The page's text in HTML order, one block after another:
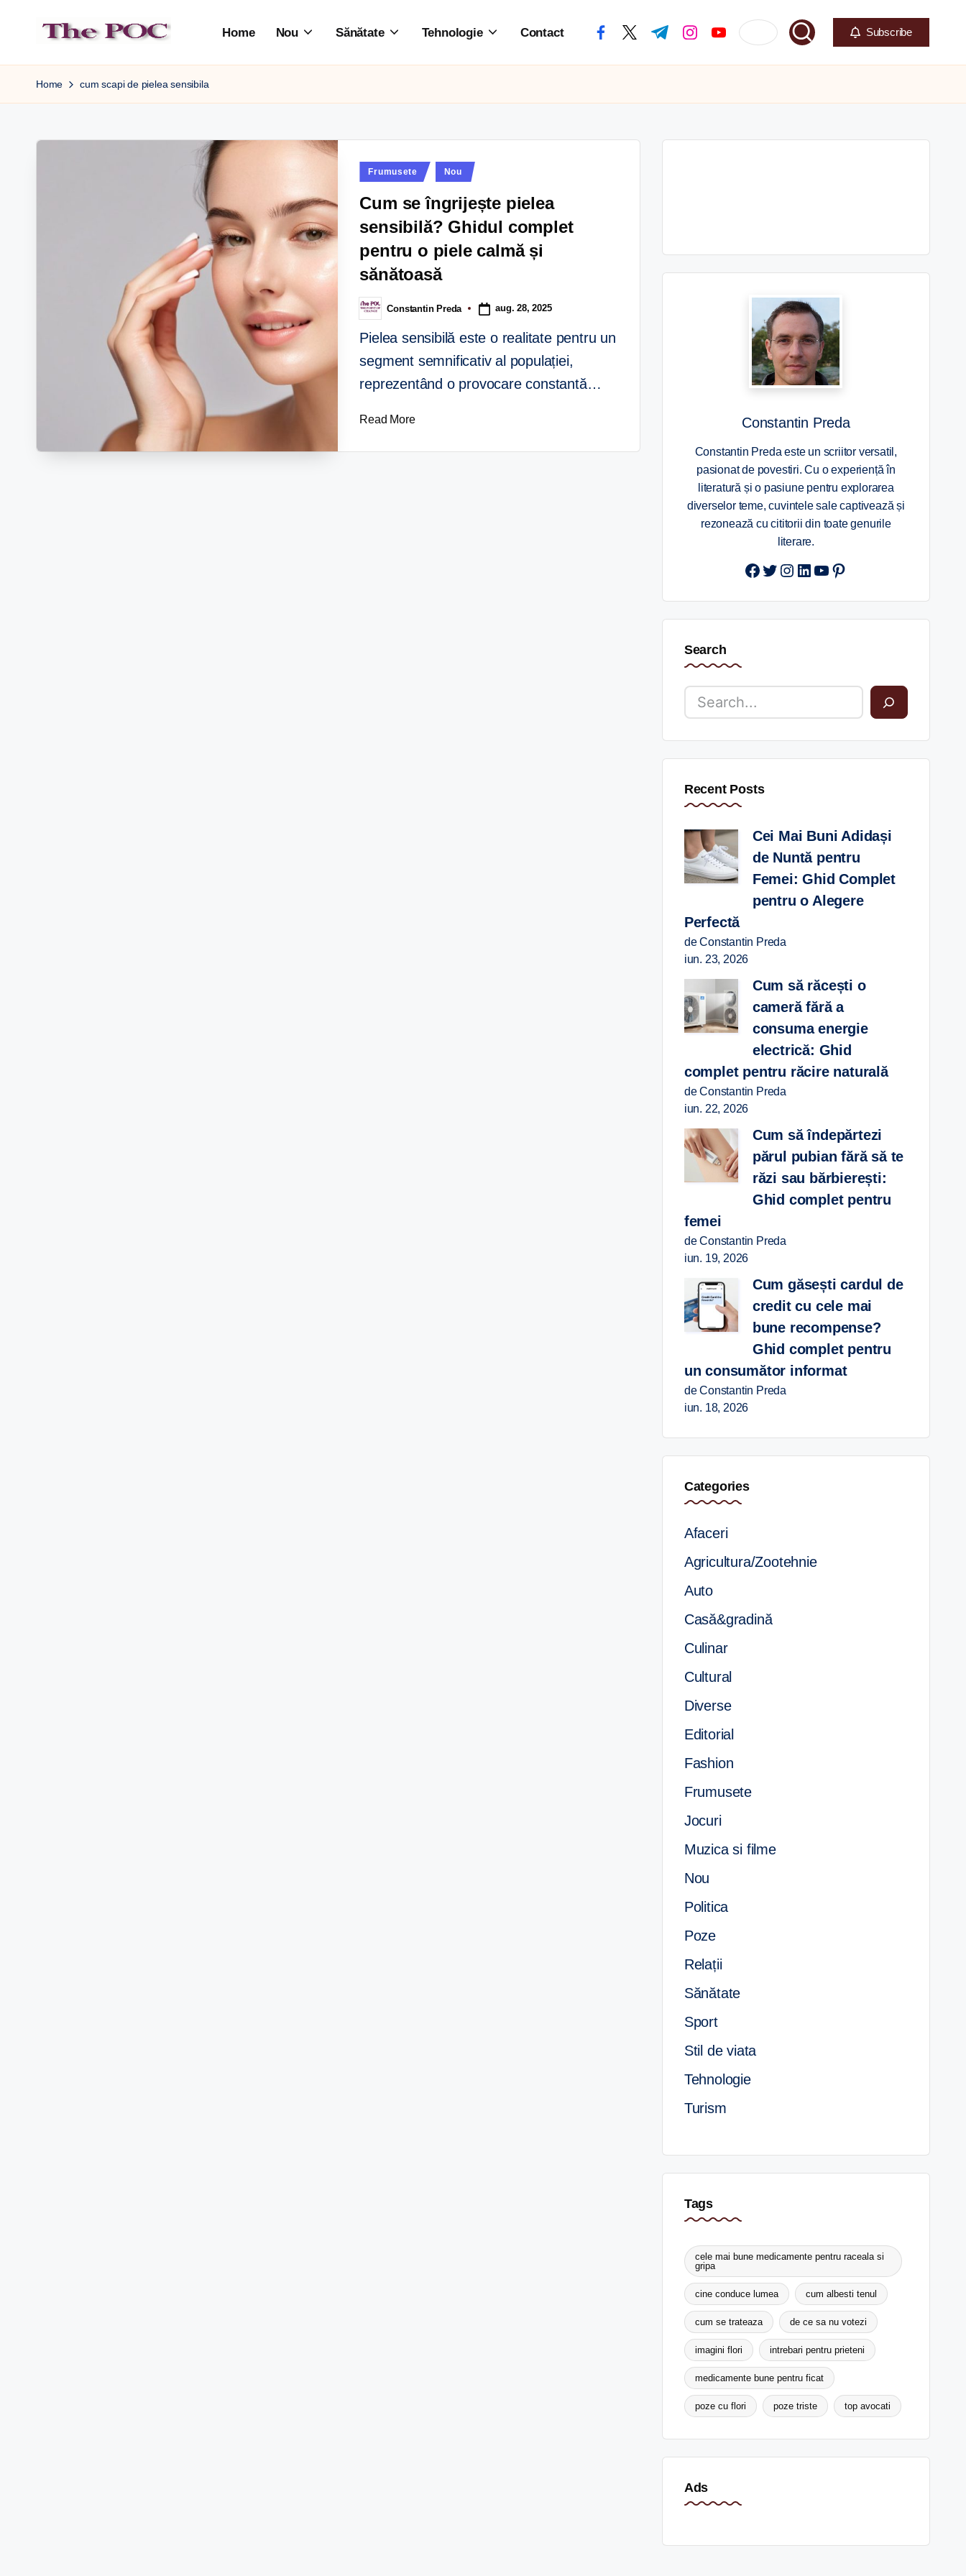
to
content
Home Nou Sănătate Tehnologie Contact Subscribe
Home cum scapi de pielea sensibila
Frumusete Nou
Cum se îngrijește pielea
sensibilă? Ghidul complet
pentru o piele calmă și
sănătoasă
Constantin Preda aug. 28, 2025
Pielea sensibilă este o realitate pentru un
segment semnificativ al populației,
reprezentând o provocare constantă…
Read More Constantin Preda
Constantin Preda este un scriitor versatil,
pasionat de povestiri. Cu o experiență în
literatură și o pasiune pentru explorarea
diverselor teme, cuvintele sale captivează și
rezonează cu cititorii din toate genurile
literare.
Twitter
Instagram
LinkedIn
YouTube
Pinterest
Search
Recent Posts
Cei Mai Buni Adidași
de Nuntă pentru
Femei: Ghid Complet
pentru o Alegere
Perfectă
de Constantin Preda
iun. 23, 2026
Cum să răcești o
cameră fără a
consuma energie
electrică: Ghid
complet pentru răcire naturală
de Constantin Preda
iun. 22, 2026
Cum să îndepărtezi
părul pubian fără să te
răzi sau bărbierești:
Ghid complet pentru
femei
de Constantin Preda
iun. 19, 2026
Cum găsești cardul de
credit cu cele mai
bune recompense?
Ghid complet pentru
un consumător informat
de Constantin Preda
iun. 18, 2026
Categories
Afaceri
Agricultura/Zootehnie
Auto
Casă&gradină
Culinar
Cultural
Diverse
Editorial
Fashion
Frumusete
Jocuri
Muzica si filme
Nou
Politica
Poze
Relații
Sănătate
Sport
Stil de viata
Tehnologie
Turism
Tags
cele mai bune medicamente pentru raceala si
gripa
cine conduce lumea cum albesti tenul
cum se trateaza de ce sa nu votezi
imagini flori intrebari pentru prieteni
medicamente bune pentru ficat
poze cu flori poze triste top avocati
Ads